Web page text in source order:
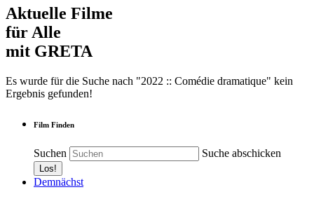
Aktuelle Filme
für Alle
mit GRETA
Es wurde für die Suche nach "2022 :: Comédie dramatique" kein
Ergebnis gefunden!
Film Finden
Suchen Suche abschicken
Demnächst